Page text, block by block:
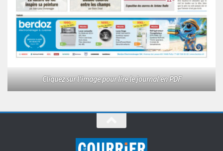
Cliquez sur l'image pour lire le journal en PDF